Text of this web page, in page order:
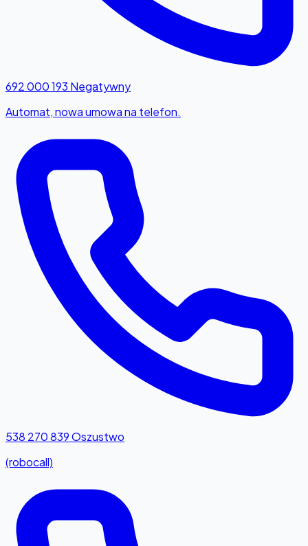
692 000 193 Negatywny
Automat, nowa umowa na telefon.
538 270 839Oszustwo
(robocall)